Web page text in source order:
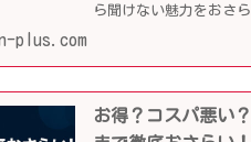
ら聞けない魅力をおさ
plus.com
お得？コスパ悪い